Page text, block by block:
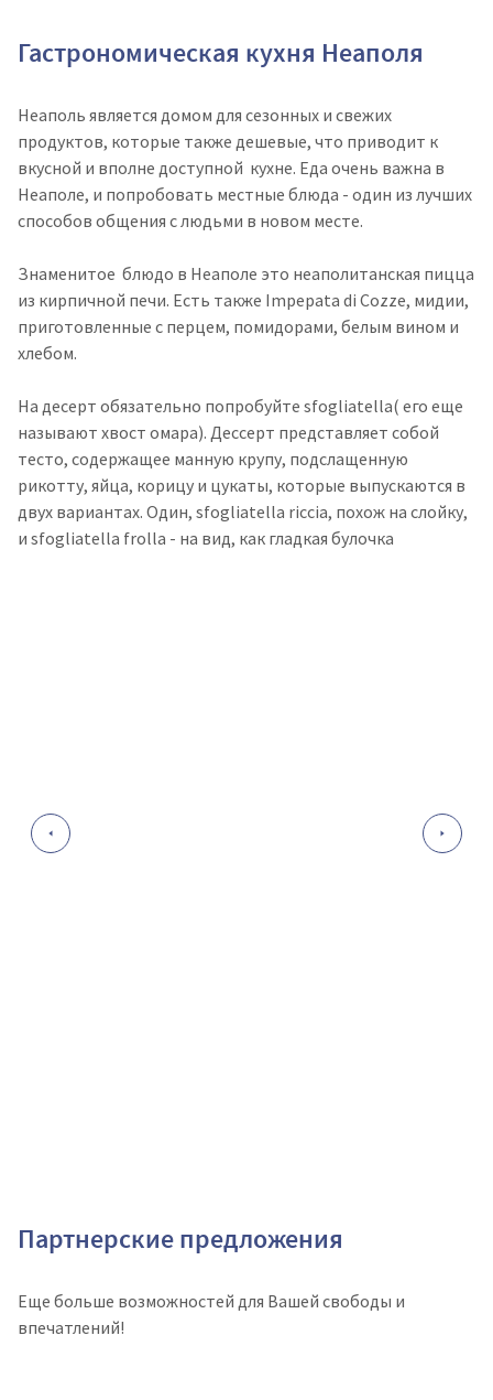
Гастрономическая кухня Неаполя
Неаполь является домом для сезонных и свежих
продуктов, которые также дешевые, что приводит к
вкусной и вполне доступной кухне. Еда очень важна в
Неаполе, и попробовать местные блюда - один из лучших
способов общения с людьми в новом месте.
Знаменитое блюдо в Неаполе это неаполитанская пицца
из кирпичной печи. Есть также Impepata di Cozze, мидии,
приготовленные с перцем, помидорами, белым вином и
хлебом.
На десерт обязательно попробуйте sfogliatella( его еще
называют хвост омара). Дессерт представляет собой
тесто, содержащее манную крупу, подслащенную
рикотту, яйца, корицу и цукаты, которые выпускаются в
двух вариантах. Один, sfogliatella riccia, похож на слойку,
и sfogliatella frolla - на вид, как гладкая булочка
Партнерские предложения
Еще больше возможностей для Вашей свободы и
впечатлений!